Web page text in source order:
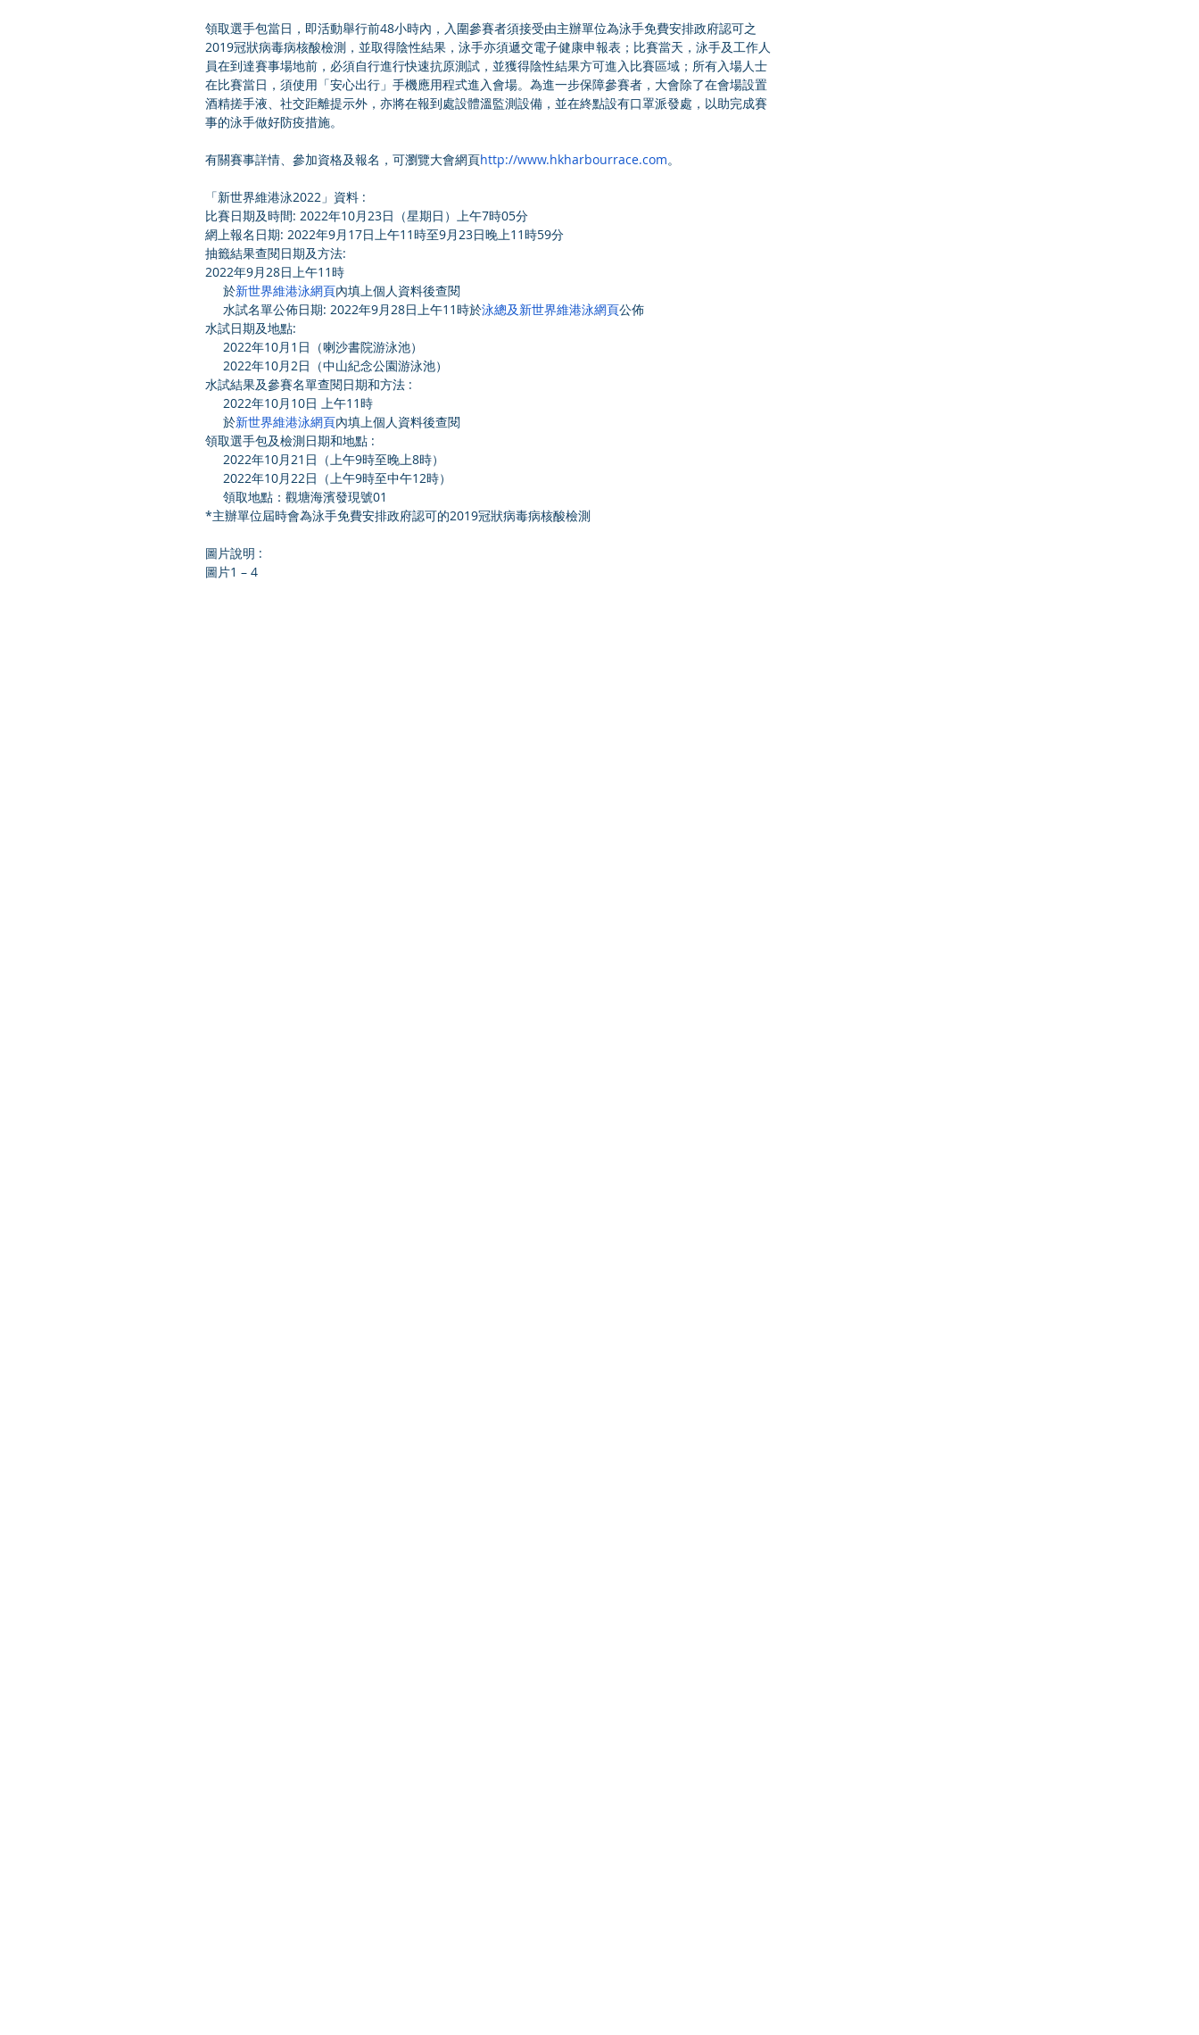
領取選手包當日，即活動舉行前48小時內，入圍參賽者須接受由主辦單位為泳手免費安排政府認可之
2019冠狀病毒病核酸檢測，並取得陰性結果，泳手亦須遞交電子健康申報表；比賽當天，泳手及工作人
員在到達賽事場地前， 必須自行進行快速抗原測試， 並獲得陰性結果方可進入比賽區域； 所有入場人士
在比賽當日，須使用「安心出行」手機應用程式進入會場。為進一步保障參賽者，大會除了在會場設置
酒精搓手液、社交距離提示外，亦將在報到處設體溫監測設備，並在終點設有口罩派發處，以助完成賽
事的泳手做好防疫措施。
有關賽事詳情、參加資格及報名，可瀏覽大會網頁http://www.hkharbourrace.com。
「新世界維港泳2022」資料 :
比賽日期及時間: 2022年10月23日（星期日）上午7時05分
網上報名日期: 2022年9月17日上午11時至9月23日晚上11時59分
抽籤結果查閱日期及方法:
2022年9月28日上午11時
     於
新世界維港泳網頁內填上個人資料後查閱
     水試名單公佈日期: 2022
年9月28日上午11時於泳總及新世界維港泳網頁公佈
水試日期及地點:
     2022年10月1日（喇沙書院游泳池）
     2022年10月2日（中山紀念公園游泳池）
水試結果及參賽名單查閱日期和方法 :
     2022年10月10日 上午11時
     於
新世界維港泳網頁內填上個人資料後查閱
領取選手包及檢測日期和地點 :
     2022年10月21日（上午9時至晚上8時）
     2022年10月22日（上午9時至中午12時）
     領取地點：觀塘海濱發現號01
*主辦單位屆時會為泳手免費安排政府認可的2019冠狀病毒病核酸檢測
圖片說明 :
圖片1 – 4